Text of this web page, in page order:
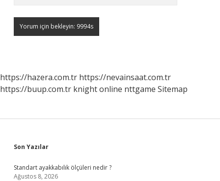
https://hazera.com.tr https://nevainsaat.com.tr
https://buup.com.tr knight online nttgame Sitemap
Sidebar
Son Yazılar
Standart ayakkabılık ölçüleri nedir ?
Ağustos 8, 2026